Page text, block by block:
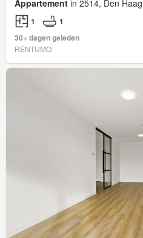
Appartement in 2514, Den
1
1
30+ dagen geleden
RENTUMO